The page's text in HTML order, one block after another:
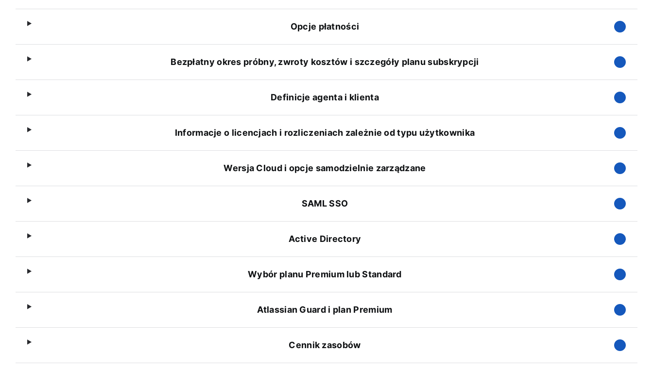
Opcje płatności
Bezpłatny okres próbny, zwroty kosztów i szczegóły planu subskrypcji
Definicje agenta i klienta
Informacje o licencjach i rozliczeniach zależnie od typu użytkownika
Wersja Cloud i opcje samodzielnie zarządzane
SAML SSO
Active Directory
Wybór planu Premium lub Standard
Atlassian Guard i plan Premium
Cennik zasobów